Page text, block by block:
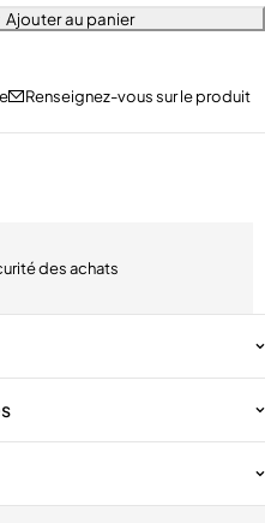
Ajouter au panier
Renseignez-vous sur le produit
des achats